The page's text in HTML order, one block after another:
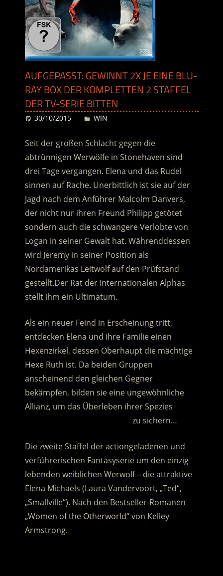
AUFGEPASST: GEWINNT 2X JE EINE BLU-
RAY BOX DER KOMPLETTEN 2 STAFFEL
DER TV-SERIE BITTEN
30/10/2015 Desiree
WIN
Seit der großen Schlacht gegen die
abtrünnigen Werwölfe in Stonehaven sind
drei Tage vergangen. Elena und das Rudel
sinnen auf Rache. Unerbittlich ist sie auf der
Jagd nach dem Anführer Malcolm Danvers,
der nicht nur ihren Freund Philipp getötet
sondern auch die schwangere Verlobte von
Logan in seiner Gewalt hat. Währenddessen
wird Jeremy in seiner Position als
Nordamerikas Leitwolf auf den Prüfstand
gestellt.Der Rat der Internationalen Alphas
stellt ihm ein Ultimatum.
Als ein neuer Feind in Erscheinung tritt,
entdecken Elena und ihre Familie einen
Hexenzirkel, dessen Oberhaupt die mächtige
Hexe Ruth ist. Da beiden Gruppen
anscheinend den gleichen Gegner
bekämpfen, bilden sie eine ungewöhnliche
Allianz, um das Überleben ihrer Spezies
zu sichern…
Die zweite Staffel der actiongeladenen und
verführerischen Fantasyserie um den einzig
lebenden weiblichen Werwolf – die attraktive
Elena Michaels (Laura Vandervoort, „Ted“,
„Smallville“). Nach den Bestseller-Romanen
„Women of the Otherworld“ von Kelley
Armstrong.